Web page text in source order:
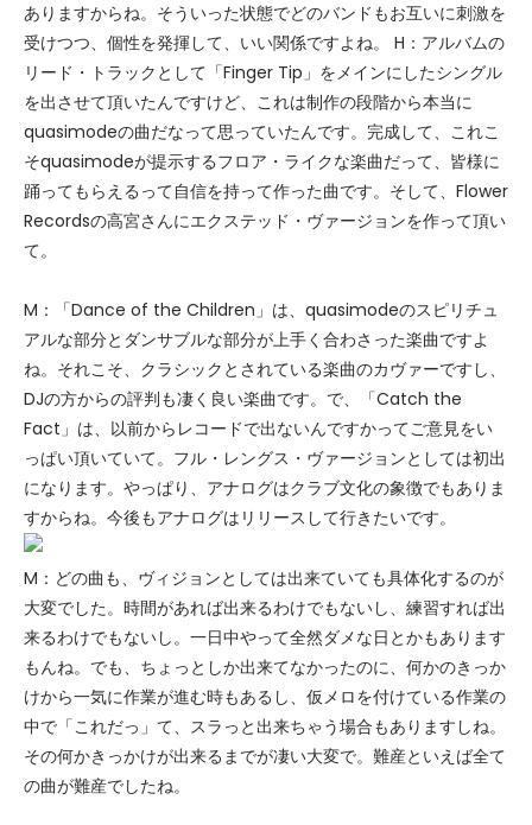
ありますからね。そういった状態でどのバンドもお互いに刺激を
受けつつ、個性を発揮して、いい関係ですよね。 H：アルバムの
リード・トラックとして「Finger Tip」をメインにしたシングル
を出させて頂いたんですけど、これは制作の段階から本当に
quasimodeの曲だなって思っていたんです。完成して、これこ
そquasimodeが提示するフロア・ライクな楽曲だって、皆様に
踊ってもらえるって自信を持って作った曲です。そして、Flower
Recordsの高宮さんにエクステッド・ヴァージョンを作って頂い
て。
M：「Dance of the Children」は、quasimodeのスピリチュ
アルな部分とダンサブルな部分が上手く合わさった楽曲ですよ
ね。それこそ、クラシックとされている楽曲のカヴァーですし、
DJの方からの評判も凄く良い楽曲です。で、「Catch the
Fact」は、以前からレコードで出ないんですかってご意見をい
っぱい頂いていて。フル・レングス・ヴァージョンとしては初出
になります。やっぱり、アナログはクラブ文化の象徴でもありま
すからね。今後もアナログはリリースして行きたいです。
M：どの曲も、ヴィジョンとしては出来ていても具体化するのが
大変でした。時間があれば出来るわけでもないし、練習すれば出
来るわけでもないし。一日中やって全然ダメな日とかもあります
もんね。でも、ちょっとしか出来てなかったのに、何かのきっか
けから一気に作業が進む時もあるし、仮メロを付けている作業の
中で「これだっ」て、スラっと出来ちゃう場合もありますしね。
その何かきっかけが出来るまでが凄い大変で。難産といえば全て
の曲が難産でしたね。